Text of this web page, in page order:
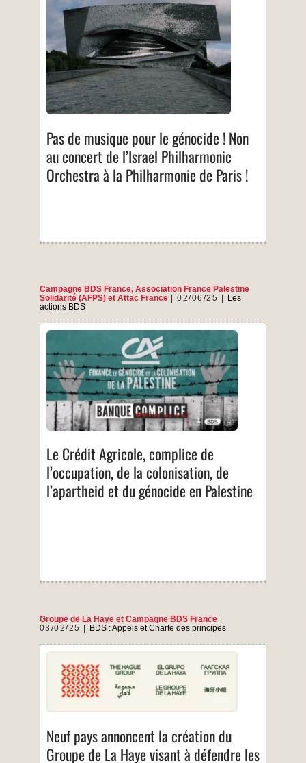
Pas de musique pour le génocide ! Non
au concert de l’Israel Philharmonic
Orchestra à la Philharmonie de Paris !
La Campagne BDS France s’est associée à
plusieurs organisations pour demander entre
autres l’annulation du concert de l’Israel
Philharmonic Orchestra prévu le 6 novembre à
la Philharmonie de Paris. Le 6 novembre, la
Philharmonie de Paris accueille le chef
d’orchestre Lahav Shani et l’Orchestre
philharmonique d’Israël (IPO) — ambassadeur
culturel
…
Pas
de
musique
le
génocide
!
Non
au
à
Paris
!
Campagne BDS France, Association France Palestine
Solidarité (AFPS)et Attac France 02/06/25
Les
actions BDS
Le Crédit Agricole, complice de
l’occupation, de la colonisation, de
l’apartheid et du génocide en Palestine
Dans le cadre de la campagne Banque
Complice, la campagne BDS France, l’AFPS et
Attac publient une note de synthèse dans
laquelle nous mettons en lumière, avec de
nombreux chiffres, le rôle complice du Crédit
agricole dans le financement de la colonisation
illégale de la Palestine, du maintien du régime
Le
Crédit
Agricole,
complice
l’occupation,
de
la
Palestine
Groupe de La Hayeet Campagne BDS France
03/02/25
BDS : Appels et Charte des principes
Neuf pays annoncent la création du
Groupe de La Haye visant à défendre les
DÉCLARATION CONJOINTE INAUGURALE
DU GROUPE DE LA HAYE Groupe de La
Haye, 31 janvier 2025. Nous, représentants des
gouvernements du Belize, de l’État plurinational
de Bolivie, de la République de Colombie, de la
Honduras, de la Malaisie, de la République de
Namibie, de la
…
Neuf
pays